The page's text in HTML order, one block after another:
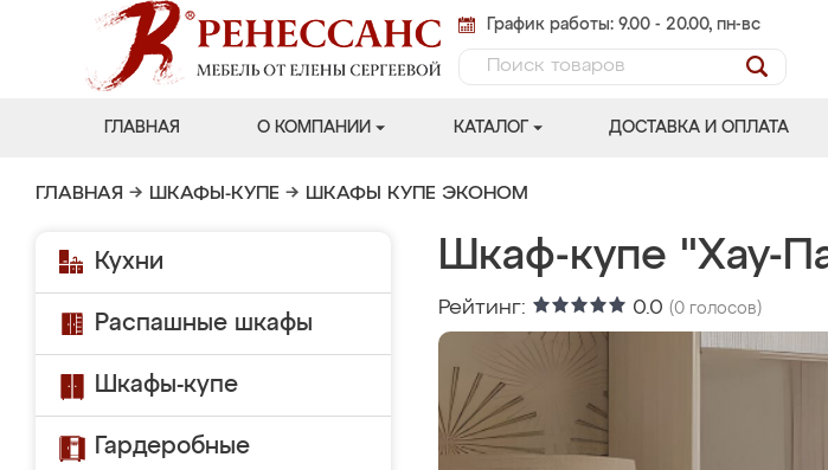
График работы: 9.00 - 20.00, пн-вс
ГЛАВНАЯ О КОМПАНИИ КАТАЛОГ ДОСТАВКА И ОПЛАТА
ГЛАВНАЯ → ШКАФЫ-КУПЕ → ШКАФЫ КУПЕ ЭКОНОМ
Кухни
Распашные шкафы
Шкафы-купе
Гардеробные
Шкаф-купе "Хау-
Рейтинг: 0.0 (0 голосов)